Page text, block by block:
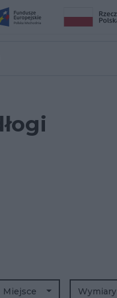
Miejsce Wymiary